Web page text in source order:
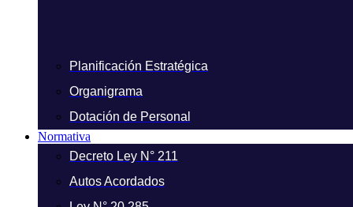
Planificación Estratégica
Organigrama
Dotación de Personal
Normativa
Decreto Ley N° 211
Autos Acordados